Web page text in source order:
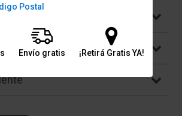
Postal
Envío gratis ¡Retirá Gratis YA!